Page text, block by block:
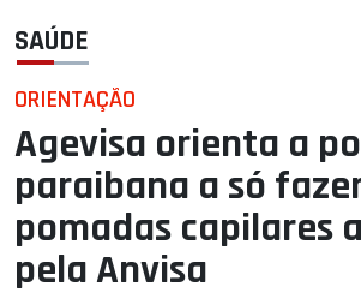
SAÚDE
ORIENTAÇÃO
Agevisa orienta a
paraibana a só
pomadas capilares
pela Anvisa